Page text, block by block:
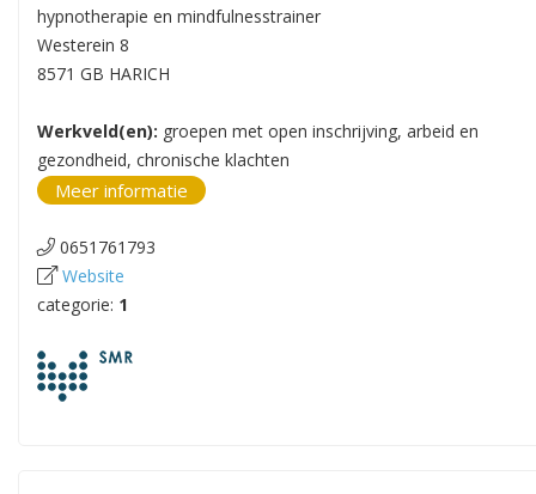
hypnotherapie en mindfulnesstrainer
Westerein 8
8571 GB HARICH
Werkveld(en): groepen met open inschrijving, arbeid en
gezondheid, chronische klachten
Meer informatie
0651761793
Website
categorie: 1